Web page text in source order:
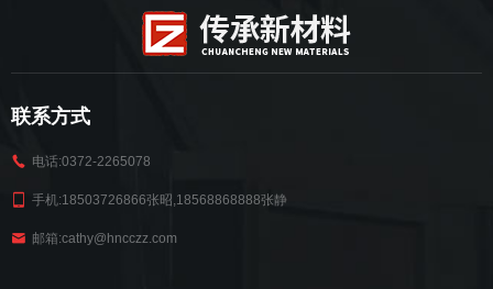
联系方式
电话:0372-2265078
手机:18503726866张昭,18568868888张静
邮箱:cathy@hncczz.com